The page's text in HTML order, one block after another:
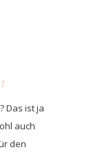
Das ist ja
auch
den